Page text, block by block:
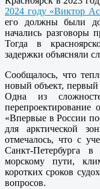
2024 году «Виктор
его должны были
начались разговоры
Тогда в
задержки объясняли
Сообщалось, что
новый объект,
Одна из
перепроектирование
«Впервые в России
для арктической
отмечалось, что с
Санкт-Петербурга
морскому пути,
коротких сроков
вопросов.